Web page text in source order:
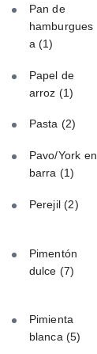
Pan de
hamburgues
a (1)
Papel de
arroz (1)
Pasta (2)
Pavo/York en
barra (1)
Perejil(2)
Pimentón
dulce (7)
Pimienta
blanca (5)